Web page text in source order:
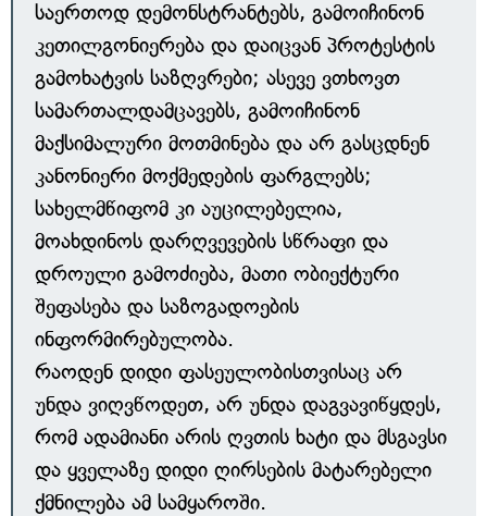
საერთოდ დემონსტრანტებს, გამოიჩინონ
კეთილგონიერება და დაიცვან პროტესტის
გამოხატვის საზღვრები; ასევე ვთხოვთ
სამართალდამცავებს, გამოიჩინონ
მაქსიმალური მოთმინება და არ გასცდნენ
კანონიერი მოქმედების ფარგლებს;
სახელმწიფომ კი აუცილებელია,
მოახდინოს დარღვევების სწრაფი და
დროული გამოძიება, მათი ობიექტური
შეფასება და საზოგადოების
ინფორმირებულობა.
რაოდენ დიდი ფასეულობისთვისაც არ
უნდა ვიღვწოდეთ, არ უნდა დაგვავიწყდეს,
რომ ადამიანი არის ღვთის ხატი და მსგავსი
და ყველაზე დიდი ღირსების მატარებელი
ქმნილება ამ სამყაროში.